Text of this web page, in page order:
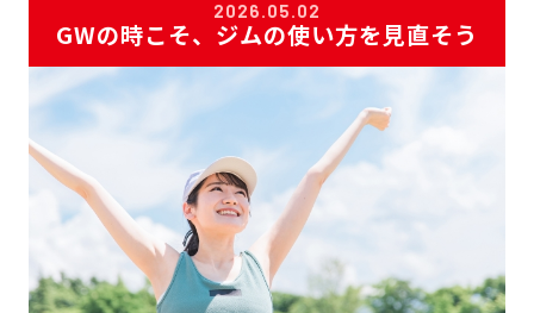
2026.05.02
GWの時こそ、ジムの使い方を見直そう